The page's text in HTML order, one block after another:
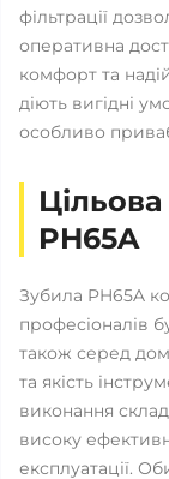
фільтрації
оперативна
комфорт та
діють вигідні
особливо
PH65A
Зубила PH65A
професіоналів
також серед
та якість
виконання
високу
експлуатації.